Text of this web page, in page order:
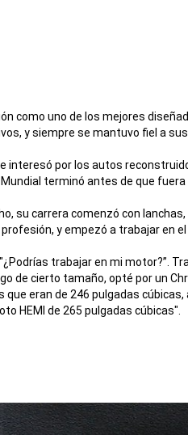
como uno de los mejores
y siempre se mantuvo fiel a
interesó por los autos
terminó antes de que fuera
su carrera comenzó con
y empezó a trabajar en el
trabajar en mi motor?”.
de cierto tamaño, opté por un
eran de 246 pulgadas cúbicas,
HEMI de 265 pulgadas cúbicas".